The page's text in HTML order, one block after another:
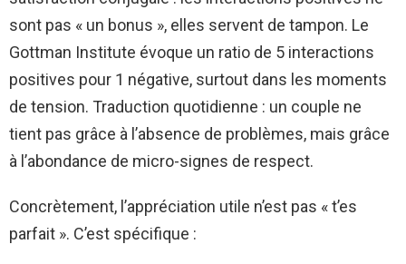
sont pas « un bonus », elles servent de tampon. Le
Gottman Institute évoque un ratio de 5 interactions
positives pour 1 négative, surtout dans les moments
de tension. Traduction quotidienne : un couple ne
tient pas grâce à l’absence de problèmes, mais grâce
à l’abondance de micro-signes de respect.
Concrètement, l’appréciation utile n’est pas « t’es
parfait ». C’est spécifique :